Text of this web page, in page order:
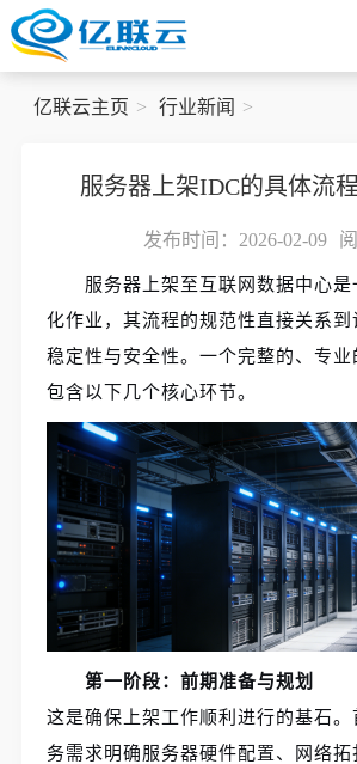
亿联云主页 行业新闻
服务器上架IDC的具体流
发布时间：2026-02-09
服务器上架至互联网数据中心是
化作业，其流程的规范性直接关系到
稳定性与安全性。一个完整的、专业
包含以下几个核心环节。
第一阶段：前期准备与规划
这是确保上架工作顺利进行的基石。
务需求明确服务器硬件配置、网络拓